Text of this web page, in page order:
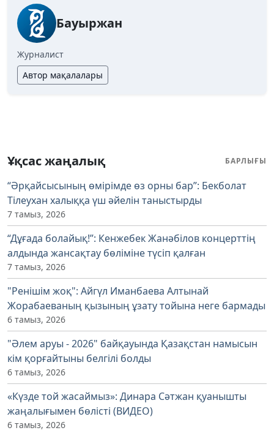
Бауыржан
Журналист
Автор мақалалары
Ұқсас жаңалық БАРЛЫҒЫ
“Әрқайсысының өмірімде өз орны бар”: Бекболат
Тілеухан халыққа үш әйелін таныстырды
7 тамыз, 2026
“Дұғада болайық!”: Кенжебек Жанәбілов концерттің
алдында жансақтау бөліміне түсіп қалған
7 тамыз, 2026
"Ренішім жоқ": Айгүл Иманбаева Алтынай
Жорабаеваның қызының ұзату тойына неге бармады
6 тамыз, 2026
"Әлем аруы - 2026" байқауында Қазақстан намысын
кім қорғайтыны белгілі болды
6 тамыз, 2026
«Күзде той жасаймыз»: Динара Сәтжан қуанышты
жаңалығымен бөлісті (ВИДЕО)
6 тамыз, 2026